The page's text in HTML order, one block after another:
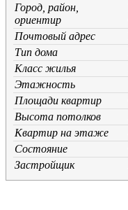
Город, район,
ориентир
Почтовый адрес
Тип дома
Класс жилья
Этажность
Площади квартир
Высота потолков
Квартир на этаже
Состояние
Застройщик